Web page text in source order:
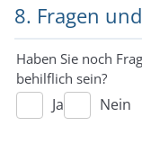
8. Fragen
Haben Sie noch
behilflich sein?
Ja Nein